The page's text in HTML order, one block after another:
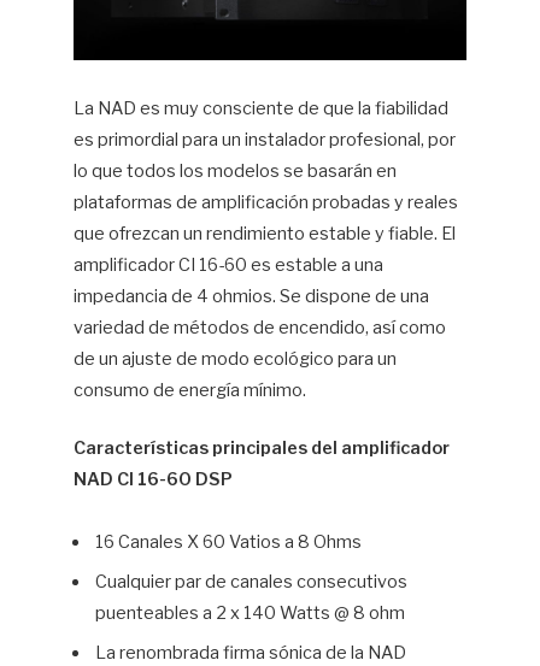
La NAD es muy consciente de que la fiabilidad
es primordial para un instalador profesional, por
lo que todos los modelos se basarán en
plataformas de amplificación probadas y reales
que ofrezcan un rendimiento estable y fiable. El
amplificador CI 16-60 es estable a una
impedancia de 4 ohmios. Se dispone de una
variedad de métodos de encendido, así como
de un ajuste de modo ecológico para un
consumo de energía mínimo.
Características principales del amplificador
NAD CI 16-60 DSP
16 Canales X 60 Vatios a 8 Ohms
Cualquier par de canales consecutivos
puenteables a 2 x 140 Watts @ 8 ohm
La renombrada firma sónica de la NAD